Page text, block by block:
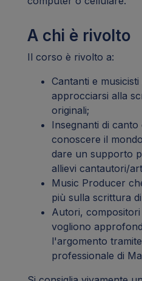
A chi è rivolto
Il corso è rivolto a:
Cantanti e
approcciarsi alla
originali;
Insegnanti di canto
conoscere il
dare un supporto
allievi cantautori/
Music Producer
più sulla scrittura
Autori, compositori
vogliono
l'argomento
professionale di